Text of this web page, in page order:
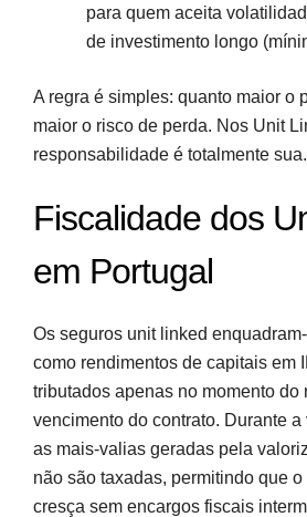
para quem aceita
de investimento longo
A regra é simples: quanto maior o
maior o risco de perda. Nos Unit
responsabilidade é totalmente sua.
Fiscalidade dos
em Portugal
Os seguros unit linked
como rendimentos de capitais em
tributados apenas no momento do
vencimento do contrato. Durante
as mais-valias geradas pela
não são taxadas, permitindo que
cresça sem encargos fiscais